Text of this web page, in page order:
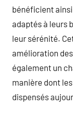
bénéficient ainsi
adaptés à leurs
leur sérénité.
amélioration
également un
manière dont
dispensés